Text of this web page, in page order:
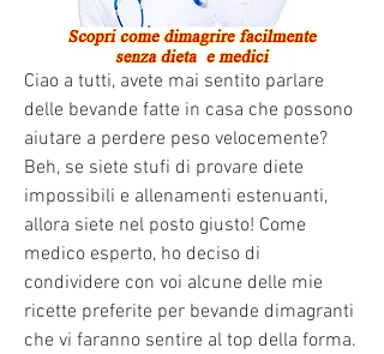
Ciao a tutti, avete mai sentito parlare
delle bevande fatte in casa che possono
aiutare a perdere peso velocemente?
Beh, se siete stufi di provare diete
impossibili e allenamenti estenuanti,
allora siete nel posto giusto! Come
medico esperto, ho deciso di
condividere con voi alcune delle mie
ricette preferite per bevande dimagranti
che vi faranno sentire al top della forma.